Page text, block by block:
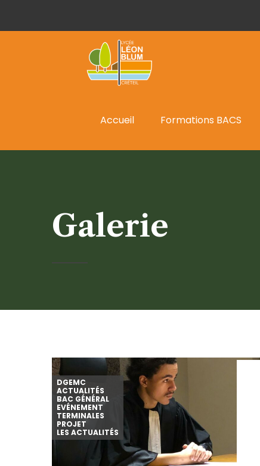
Accueil Formations BACS
Galerie
DGEMC
ACTUALITÉS
BAC GÉNÉRAL
EVÉNEMENT
TERMINALES
PROJET
LES ACTUALITÉS